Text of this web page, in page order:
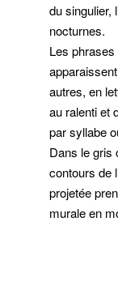
du singulier,
nocturnes.
Les
autres, en
au ralenti et
par syllabe
Dans le gris
contours de
projetée
murale en